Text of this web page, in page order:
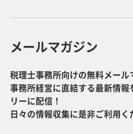
メールマガジン
税理士事務所向けの無料メール
事務所経営に直結する最新情
リーに配信！
日々の情報収集に是非ご利用く